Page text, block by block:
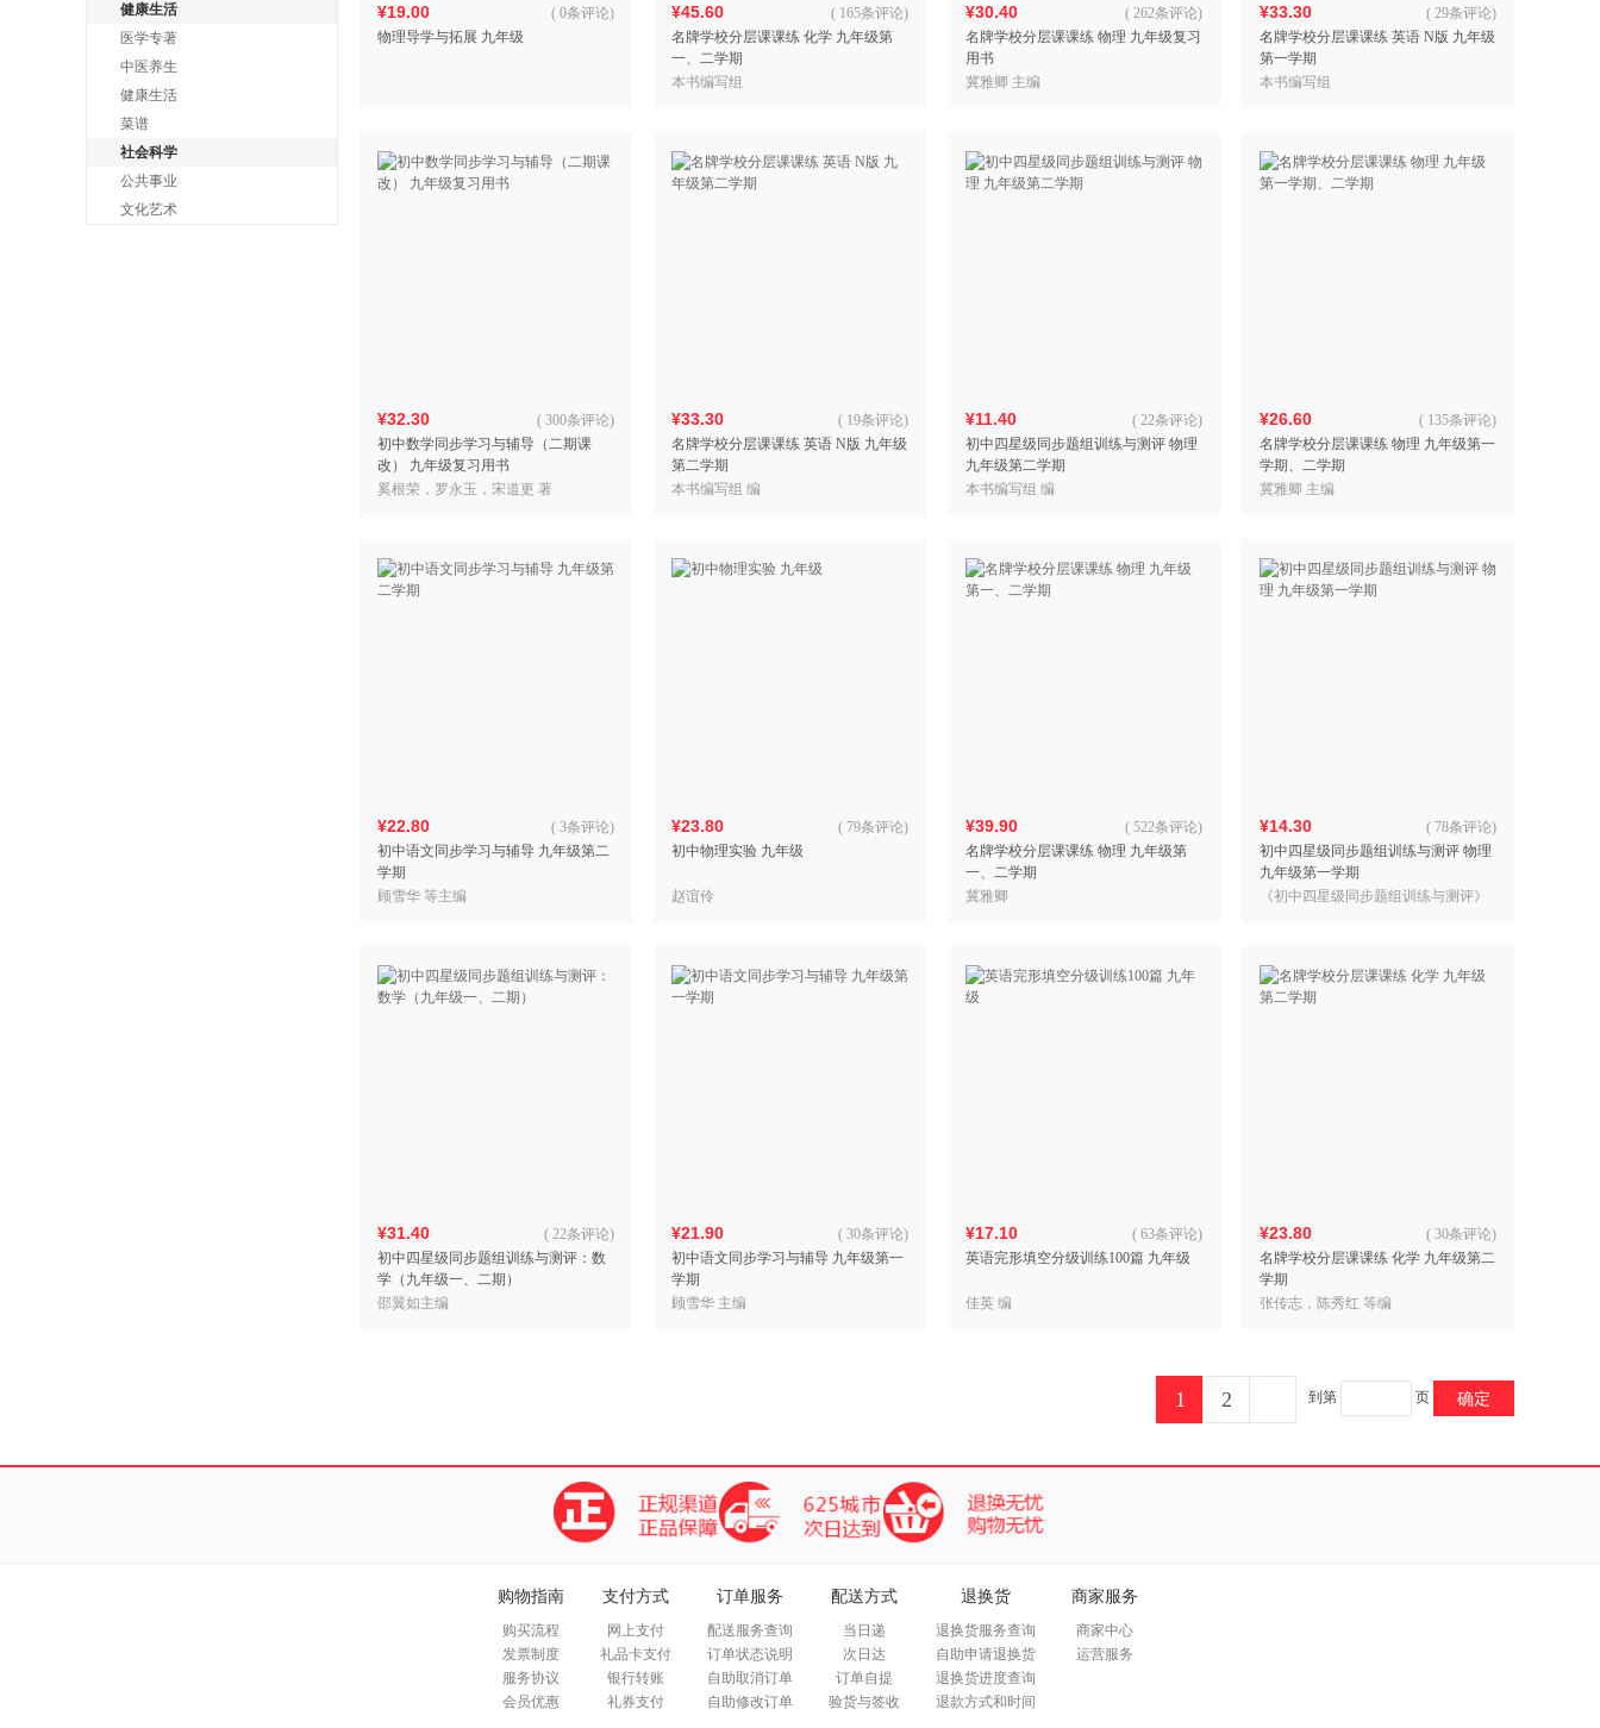
健康生活
医学专著
中医养生
健康生活
菜谱
社会科学
公共事业
文化艺术
¥19.00
物理导学与拓展 九年级
( 0条评论) ¥45.60
名牌学校分层课课练 化学 九年级第
一、二学期
( 165条评论)
本书编写组
¥30.40
名牌学校分层课课练 物理 九年级复习
用书
( 262条评论)
冀雅卿 主编
¥33.30
名牌学校分层课课练 英语 N版 九年级
第一学期
( 29条评论)
本书编写组
¥32.30
初中数学同步学习与辅导（二期课
改） 九年级复习用书
( 300条评论)
奚根荣，罗永玉，宋道更 著
¥33.30
名牌学校分层课课练 英语 N版 九年级
第二学期
( 19条评论)
本书编写组 编
¥11.40
初中四星级同步题组训练与测评 物理
九年级第二学期
( 22条评论)
本书编写组 编
¥26.60
名牌学校分层课课练 物理 九年级第一
学期、二学期
( 135条评论)
冀雅卿 主编
¥22.80
初中语文同步学习与辅导 九年级第二
学期
( 3条评论)
顾雪华 等主编
¥23.80
初中物理实验 九年级
( 79条评论)
赵谊伶
¥39.90
名牌学校分层课课练 物理 九年级第
一、二学期
( 522条评论)
冀雅卿
¥14.30
初中四星级同步题组训练与测评 物理
九年级第一学期
( 78条评论)
《初中四星级同步题组训练与测评》
¥31.40
初中四星级同步题组训练与测评：数
学（九年级一、二期）
( 22条评论)
邵翼如主编
¥21.90
初中语文同步学习与辅导 九年级第一
学期
( 30条评论)
顾雪华 主编
¥17.10
英语完形填空分级训练100篇 九年级
( 63条评论)
佳英 编
¥23.80
名牌学校分层课课练 化学 九年级第二
学期
( 30条评论)
张传志，陈秀红 等编
到第 页 确定
1 2
购物指南
购买流程
发票制度
服务协议
会员优惠
支付方式
网上支付
礼品卡支付
银行转账
礼券支付
订单服务
配送服务查询
订单状态说明
自助取消订单
自助修改订单
配送方式
当日递
次日达
订单自提
验货与签收
退换货
退换货服务查询
自助申请退换货
退换货进度查询
退款方式和时间
商家服务
商家中心
运营服务